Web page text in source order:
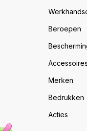
Beroepen
Accessoires
Merken
Bedrukken
Acties